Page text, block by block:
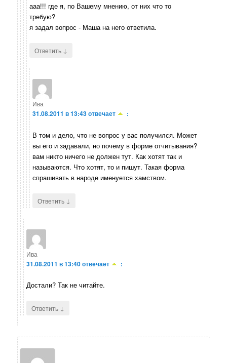
ааа!!! где я, по Вашему мнению, от них что то
требую?
я задал вопрос - Маша на него ответила.
Ответить ↓
Ива
31.08.2011 в 13:43отвечает :
В том и дело, что не вопрос у вас получился. Может
вы его и задавали, но почему в форме отчитывания?
вам никто ничего не должен тут. Как хотят так и
называются. Что хотят, то и пишут. Такая форма
спрашивать в народе именуется хамством.
Ответить ↓
Ива
31.08.2011 в 13:40отвечает :
Достали? Так не читайте.
Ответить ↓